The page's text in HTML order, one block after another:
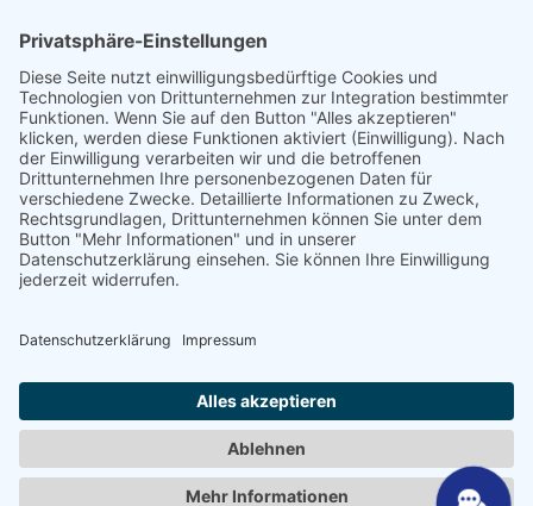
SHP Fachwissen
SHP FAQ´s
SHP Downloads
Konfigurator
Sprache auswählen
DE
EN
PL
NL